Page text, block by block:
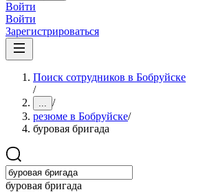
Войти
Войти
Зарегистрироваться
Поиск сотрудников в Бобруйске
/
... /
резюме в Бобруйске/
буровая бригада
буровая бригада